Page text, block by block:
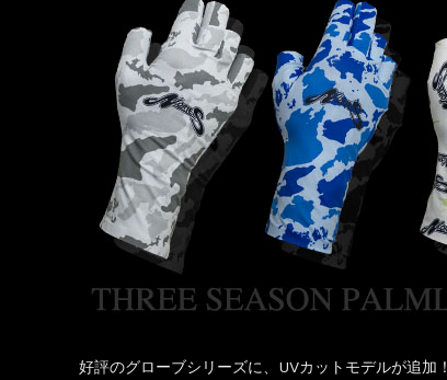
好評のグローブシリーズに、UVカットモデルが追加！